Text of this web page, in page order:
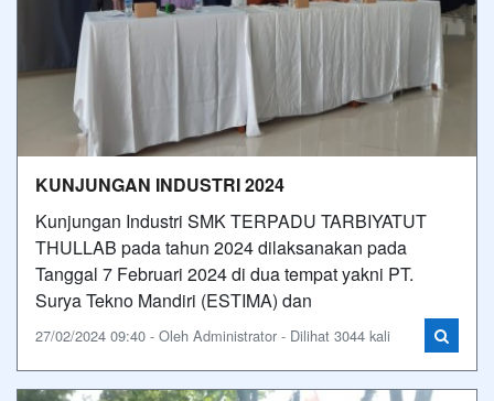
KUNJUNGAN INDUSTRI 2024
Kunjungan Industri SMK TERPADU TARBIYATUT
THULLAB pada tahun 2024 dilaksanakan pada
Tanggal 7 Februari 2024 di dua tempat yakni PT.
Surya Tekno Mandiri (ESTIMA) dan
27/02/2024 09:40 - Oleh Administrator - Dilihat 3044 kali